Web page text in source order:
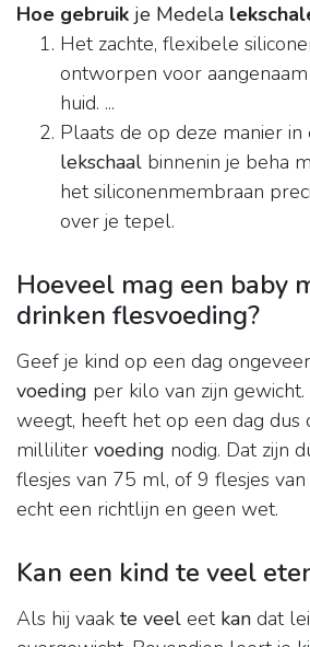
Hoe gebruik je Medela
Het zachte, flexibele
ontworpen voor
huid. ...
Plaats de op deze manier
lekschaal binnenin je beha
het siliconenmembraan
over je tepel.
Hoeveel mag een baby
drinken flesvoeding?
Geef je kind op een dag
voeding per kilo van zijn
weegt, heeft het op een dag dus
milliliter voeding nodig. Dat zijn
flesjes van 75 ml, of 9 flesjes
echt een richtlijn en geen wet.
Kan een kind te veel
Als hij vaak te veel eet kan dat